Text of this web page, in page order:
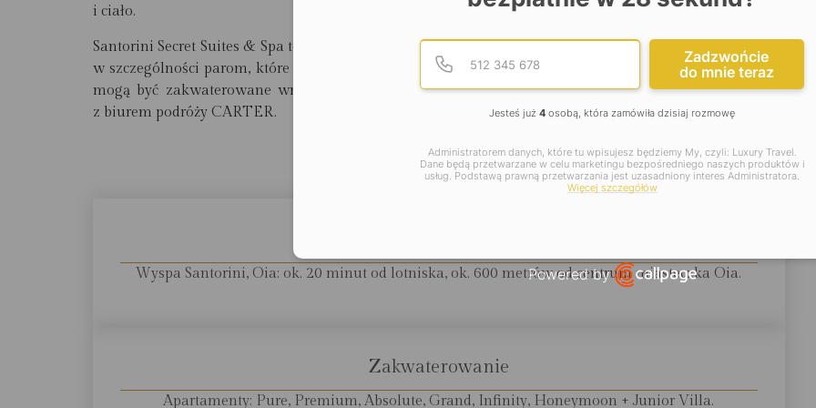
i ciało.
Santorini Secret Suites & Spa to fantastycznie zlokalizowany hotel polecany przede wszystkim dorosłym,
w szczególności parom, które chciałyby się udać na romantyczny wypoczynek w rajskiej okolicy. Dzieci
mogą być zakwaterowane wraz z rodzicami jedynie w Junior Villa. Gorąco zachęcamy do kontaktu
z biurem podróży CARTER.
Najważniejsze informacje:
Wyspa Santorini, Oia: ok. 20 minut od lotniska, ok. 600 metrów od centrum miasteczka Oia.
Zakwaterowanie
Apartamenty: Pure, Premium, Absolute, Grand, Infinity, Honeymoon + Junior Villa.
Numer telefonu
Podaj poprawny numer
Zadzwońcie
do mnie teraz
Jesteś już 4 osobą, która zamówiła dzisiaj rozmowę
Administratorem danych, które tu wpisujesz będziemy My, czyli: Luxury Travel.
Dane będą przetwarzane w celu marketingu bezpośredniego naszych produktów i
usług. Podstawą prawną przetwarzania jest uzasadniony interes Administratora.
Więcej szczegółów
Powered by